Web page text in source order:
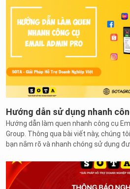
Hướng dẫn sử dụng nhanh
Hướng dẫn làm quen nhanh công cụ
Group. Thông qua bài viết này, chúng
bạn nắm rõ và nhanh chóng sử dụng